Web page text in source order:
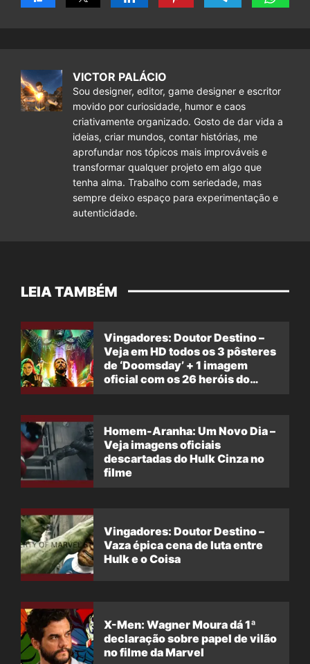
VICTOR PALÁCIO
Sou designer, editor, game designer e escritor
movido por curiosidade, humor e caos
criativamente organizado. Gosto de dar vida a
ideias, criar mundos, contar histórias, me
aprofundar nos tópicos mais improváveis e
transformar qualquer projeto em algo que
tenha alma. Trabalho com seriedade, mas
sempre deixo espaço para experimentação e
autenticidade.
LEIA TAMBÉM
Vingadores: Doutor Destino –
Veja em HD todos os 3 pôsteres
de ‘Doomsday’ + 1 imagem
oficial com os 26 heróis do
Homem-Aranha: Um Novo Dia –
Veja imagens oficiais
descartadas do Hulk Cinza no
filme
Vingadores: Doutor Destino –
Vaza épica cena de luta entre
Hulk e o Coisa
X-Men: Wagner Moura dá 1ª
declaração sobre papel de vilão
no filme da Marvel